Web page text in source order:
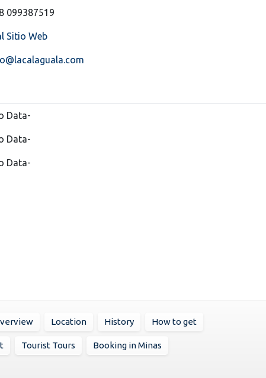
099387519
Sitio Web
Data-
Data-
Data-
Location History How to get
Tourist Tours Booking in Minas